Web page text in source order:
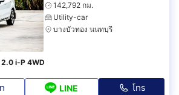
142,792 กม.
Utility-car
บางบัวทอง นนทบุรี
i-P 4WD
LINE โทร